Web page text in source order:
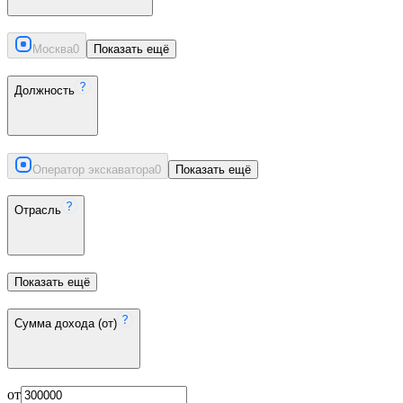
Москва0 Показать ещё
Должность
Оператор экскаватора0 Показать ещё
Отрасль
Показать ещё
Сумма дохода (от)
от